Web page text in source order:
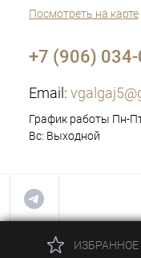
Посмотреть на карте
+7 (906) 034-
Email:
График работы Пн-
Вс: Выходной
ИЗБРАННОЕ